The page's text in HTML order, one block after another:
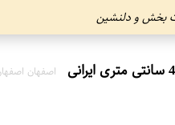
بخش و دلنشین
اصفهان